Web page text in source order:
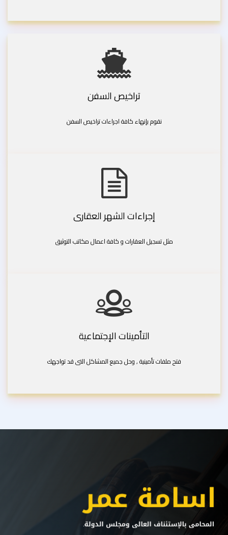
تراخيص السفن
نقوم بإنهاء كافة اجراءات تراخيص السفن
إجراءات الشهر العقارى
مثل تسجيل العقارات و كافة اعمال مكاتب التوثيق
التأمينات الإجتماعية
فتح ملفات تأمينية , وحل جميع المشاكل التى قد تواجهك